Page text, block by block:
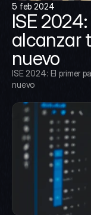
5 feb 2024
ISE
alcanzar
nuevo
ISE 2024: El primer
nuevo